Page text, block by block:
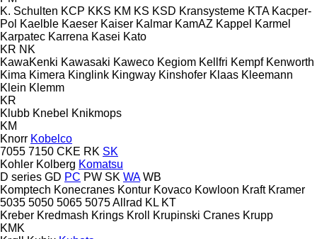
K. Schulten KCP KKS KM KS KSD Kransysteme KTA Kacper-
Pol Kaelble Kaeser Kaiser Kalmar KamAZ Kappel Karmel
Karpatec Karrena Kasei Kato
KR NK
KawaKenki Kawasaki Kaweco Kegiom Kellfri Kempf Kenworth
Kima Kimera Kinglink Kingway Kinshofer Klaas Kleemann
Klein Klemm
KR
Klubb Knebel Knikmops
KM
Knorr Kobelco
7055 7150 CKE RK SK
Kohler Kolberg Komatsu
D series GD PC PW SK WA WB
Komptech Konecranes Kontur Kovaco Kowloon Kraft Kramer
5035 5050 5065 5075Allrad KL KT
Kreber Kredmash Krings Kroll Krupinski Cranes Krupp
KMK